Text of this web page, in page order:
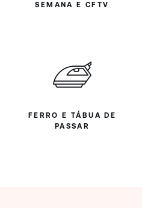
SEMANA E CFTV
FERRO E TÁBUA DE
PASSAR